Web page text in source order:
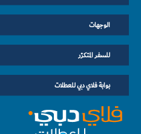
الوجهات
للسفر المتكرّر
بوابة فلاي دبي للعطلات